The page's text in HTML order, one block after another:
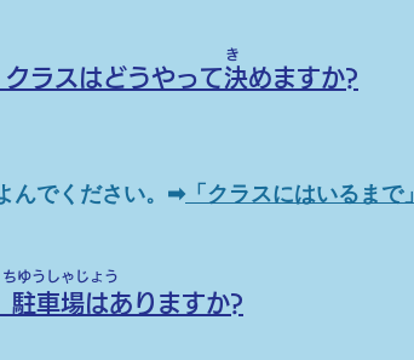
ラスはどうやって決めますか?
​き
んでください。➡ 「クラスにはいるまで」
駐車場はありますか?
ちゆうしゃじょう